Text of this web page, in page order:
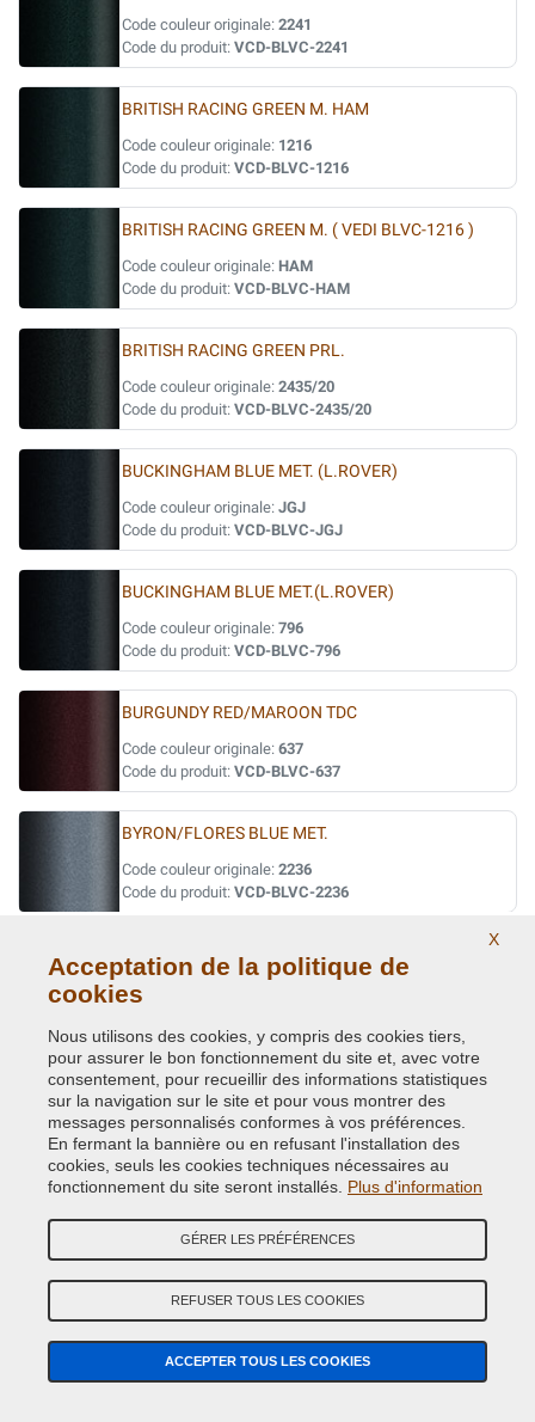
Code couleur originale: 2241
Code du produit: VCD-BLVC-2241
BRITISH RACING GREEN M. HAM
Code couleur originale: 1216
Code du produit: VCD-BLVC-1216
BRITISH RACING GREEN M. ( VEDI BLVC-1216 )
Code couleur originale: HAM
Code du produit: VCD-BLVC-HAM
BRITISH RACING GREEN PRL.
Code couleur originale: 2435/20
Code du produit: VCD-BLVC-2435/20
BUCKINGHAM BLUE MET. (L.ROVER)
Code couleur originale: JGJ
Code du produit: VCD-BLVC-JGJ
BUCKINGHAM BLUE MET.(L.ROVER)
Code couleur originale: 796
Code du produit: VCD-BLVC-796
BURGUNDY RED/MAROON TDC
Code couleur originale: 637
Code du produit: VCD-BLVC-637
BYRON/FLORES BLUE MET.
Code couleur originale: 2236
Code du produit: VCD-BLVC-2236
408)
Code du produit:VCD-BLVC-AUF
CAIRNGORM BROWN MET. ( LAND ROVER ) AUF
Code couleur originale:
408
Code du produit:
VCD-BLVC-408
CAIRNS BLUE MET. (L.ROVER)
Code couleur originale:JEU
Code du produit:VCD-BLVC-JEU
CAIRNS BLUE MET. (L.ROVER)
Code couleur originale:849
X
Acceptation de la politique de
cookies
Nous utilisons des cookies, y compris des cookies tiers,
pour assurer le bon fonctionnement du site et, avec votre
consentement, pour recueillir des informations statistiques
sur la navigation sur le site et pour vous montrer des
messages personnalisés conformes à vos préférences.
En fermant la bannière ou en refusant l'installation des
cookies, seuls les cookies techniques nécessaires au
fonctionnement du site seront installés. Plus d'information
GÉRER LES PRÉFÉRENCES
REFUSER TOUS LES COOKIES
ACCEPTER TOUS LES COOKIES